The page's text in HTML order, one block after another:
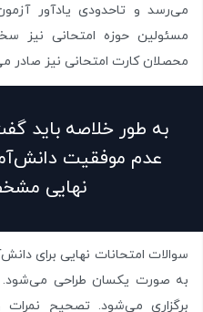
می‌رسد و تاحدودی یادآور
مسئولین حوزه امتحانی نیز
محصلان کارت امتحانی نیز صادر
به طور خلاصه باید
عدم موفقیت
نهایی
سوالات امتحانات نهایی برای
به صورت یکسان طراحی
برگزاری می‌شود. تصحیح نمرات